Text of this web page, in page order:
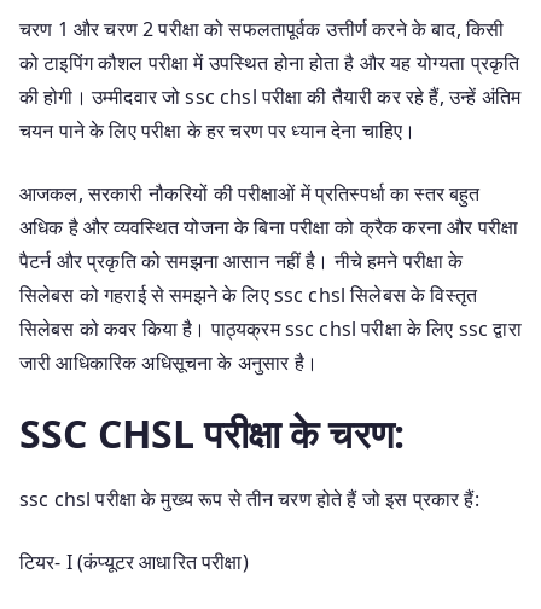
चरण 1 और चरण 2 परीक्षा को सफलतापूर्वक उत्तीर्ण करने के बाद, किसी
को टाइपिंग कौशल परीक्षा में उपस्थित होना होता है और यह योग्यता प्रकृति
की होगी। उम्मीदवार जो ssc chsl परीक्षा की तैयारी कर रहे हैं, उन्हें अंतिम
चयन पाने के लिए परीक्षा के हर चरण पर ध्यान देना चाहिए।
आजकल, सरकारी नौकरियों की परीक्षाओं में प्रतिस्पर्धा का स्तर बहुत
अधिक है और व्यवस्थित योजना के बिना परीक्षा को क्रैक करना और परीक्षा
पैटर्न और प्रकृति को समझना आसान नहीं है। नीचे हमने परीक्षा के
सिलेबस को गहराई से समझने के लिए ssc chsl सिलेबस के विस्तृत
सिलेबस को कवर किया है। पाठ्यक्रम ssc chsl परीक्षा के लिए ssc द्वारा
जारी आधिकारिक अधिसूचना के अनुसार है।
SSC CHSL परीक्षा के चरण:
ssc chsl परीक्षा के मुख्य रूप से तीन चरण होते हैं जो इस प्रकार हैं:
टियर- I (कंप्यूटर आधारित परीक्षा)